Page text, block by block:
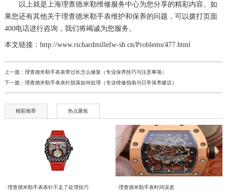
以上就是上海理查德米勒维修服务中心为您分享的精彩内容。如
果您还有其他关于理查德米勒手表维护和保养的问题，可以拨打页面
400电话进行咨询，我们将竭诚为您服务。
本文链接：http://www.richardmillefw-sh.cn/Problems/477.html
上一篇： 理查德米勒手表表带过长怎么修复（专业保养技巧与注意事项）
下一篇： 理查德米勒手表表针脱落如何处理（专业维修指南与日常保养建议）
精彩推荐 热点聚焦
· 理查德米勒手表表针不走了处理技巧 · 理查德米勒手表时间误差